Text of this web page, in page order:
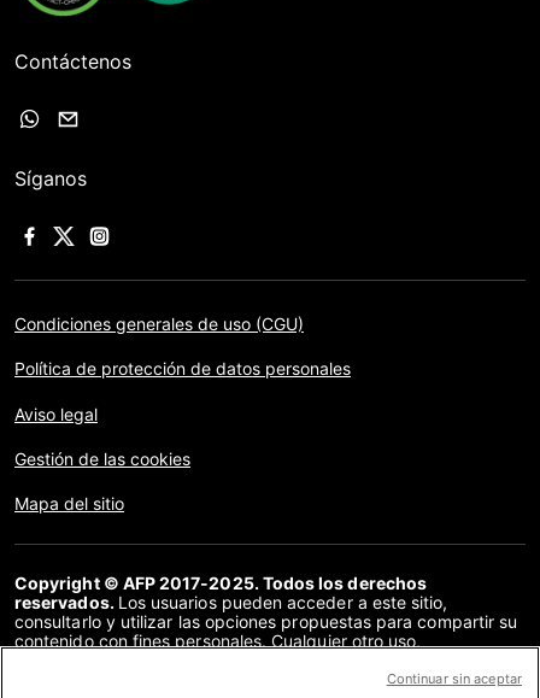
Contáctenos
Síganos
Condiciones generales de uso (CGU)
Política de protección de datos personales
Aviso legal
Gestión de las cookies
Mapa del sitio
Copyright © AFP 2017-2025. Todos los derechos
reservados. Los usuarios pueden acceder a este sitio,
consultarlo y utilizar las opciones propuestas para compartir su
contenido con fines personales. Cualquier otro uso,
distribución del contenido de este sitio, en su totalidad o en
Continuar sin aceptar